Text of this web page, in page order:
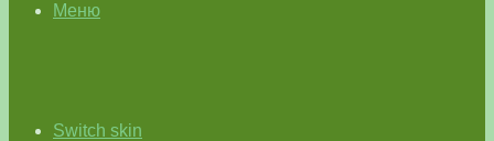
Меню
Switch skin